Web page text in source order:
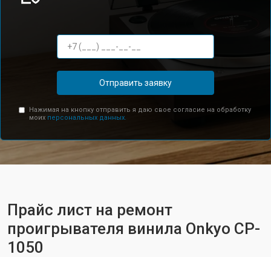
Отправить заявку
Нажимая на кнопку отправить я даю свое согласие на обработку
моих персональных данных.
Прайс лист на ремонт
проигрывателя винила Onkyo CP-
1050